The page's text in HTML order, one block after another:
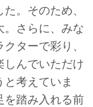
。そのため、
さらに、みな
ターで彩り、
んでいただけ
考えていま
を踏み入れる前